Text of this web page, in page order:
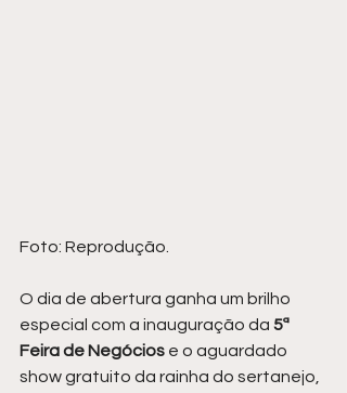
Foto: Reprodução.
O dia de abertura ganha um brilho
especial com a inauguração da 5ª
Feira de Negócios e o aguardado
show gratuito da rainha do sertanejo,